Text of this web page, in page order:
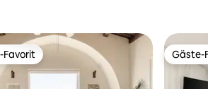
Favorit.
Favorit Gäste-
Gäste-